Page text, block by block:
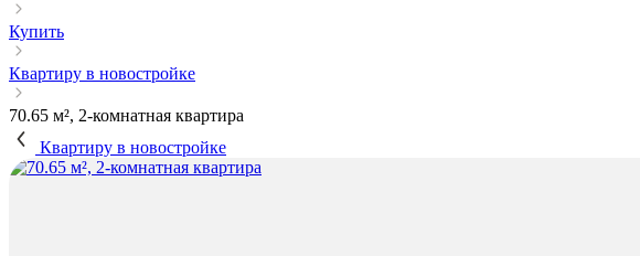
Купить
Квартиру в новостройке
70.65 м², 2-комнатная квартира
Квартиру в новостройке